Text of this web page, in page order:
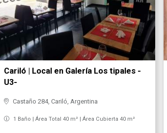
Cariló | Local en Galería Los tipales -
U3-
Castaño 284, Cariló, Argentina
1 Baño | Área Total 40 m² | Área Cubierta 40 m²